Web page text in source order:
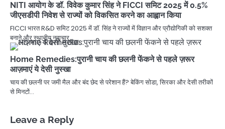
NITI आयोग के डॉ. विवेक कुमार सिंह ने FICCI समिट 2025 में 0.5%
जीएसडीपी निवेश से राज्यों को विकसित करने का आह्वान किया
FICCI भारत R&D समिट 2025 में डॉ. सिंह ने राज्यों में विज्ञान और प्रौद्योगिकी को सशक्त
बनाने और स्थानीय नवाचार…
Home Remedies:पुरानी चाय की छलनी फेंकने से पहले ज़रूर
आज़माएं ये देसी नुस्खा
चाय की छलनी पर जमी मैल और बंद छेद से परेशान हैं? बेकिंग सोडा, सिरका और देसी तरीकों
से मिनटों…
Leave a Reply